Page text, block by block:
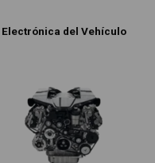
Electrónica del Vehículo